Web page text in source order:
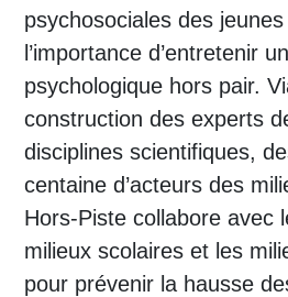
psychosociales des
l’importance d’entretenir
psychologique hors pair.
construction des experts
disciplines scientifiques,
centaine d’acteurs des
Hors-Piste collabore avec
milieux scolaires et les
pour prévenir la hausse